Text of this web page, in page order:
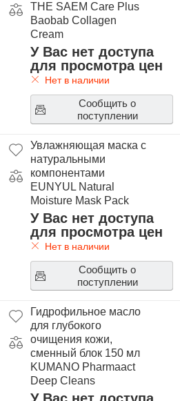
THE SAEM Care Plus
Baobab Collagen
Cream
У Вас нет доступа
для просмотра цен
Нет в наличии
Сообщить о
поступлении
Увлажняющая маска с
натуральными
компонентами
EUNYUL Natural
Moisture Mask Pack
У Вас нет доступа
для просмотра цен
Нет в наличии
Сообщить о
поступлении
Гидрофильное масло
для глубокого
очищения кожи,
сменный блок 150 мл
KUMANO Pharmaact
Deep Cleans
Cleansing Oil Refill